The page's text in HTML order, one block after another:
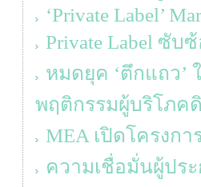
‘Private Label’
Private Label ซั
หมดยุค ‘ตึกแถว’
พฤติกรรมผู้บริโภค
MEA เปิดโครงกา
ความเชื่อมั่นผู้ปร